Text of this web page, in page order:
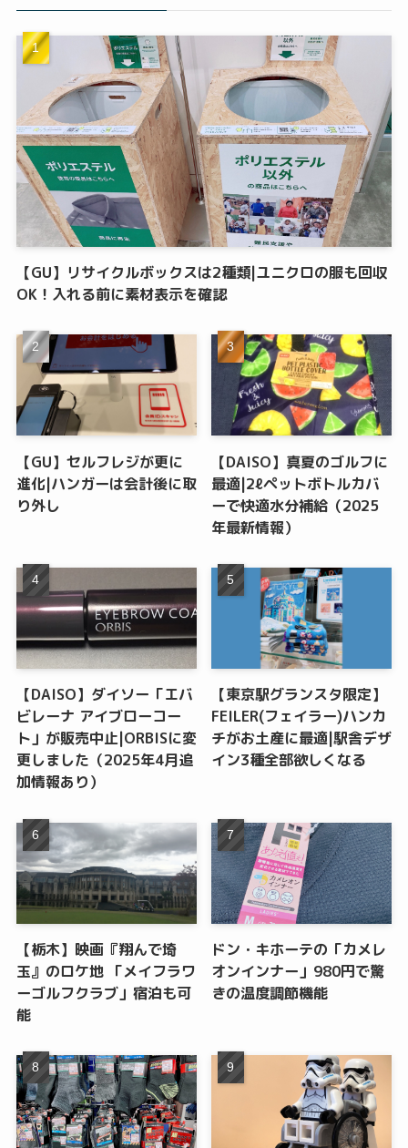
【GU】リサイクルボックスは2種類|ユニクロの服も回収
OK！入れる前に素材表示を確認
【GU】セルフレジが更に
進化|ハンガーは会計後に取
り外し
【DAISO】真夏のゴルフに
最適|2ℓペットボトルカバ
ーで快適水分補給（2025
年最新情報）
【DAISO】ダイソー「エバ
ビレーナ アイブローコー
ト」が販売中止|ORBISに変
更しました（2025年4月追
加情報あり）
【東京駅グランスタ限定】
FEILER(フェイラー)ハンカ
チがお土産に最適|駅舎デザ
イン3種全部欲しくなる
【栃木】映画『翔んで埼
玉』のロケ地 「メイフラワ
ーゴルフクラブ」宿泊も可
能
ドン・キホーテの「カメレ
オンインナー」980円で驚
きの温度調節機能